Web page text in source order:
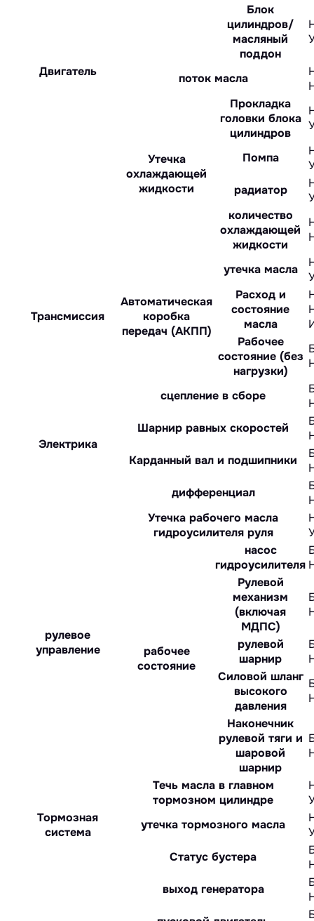
Двигатель
Блок
цилиндров/
масляный
поддон
поток масла
Утечка
охлаждающей
жидкости
Прокладка
головки блока
цилиндров
Помпа
радиатор
количество
охлаждающей
жидкости
Трансмиссия
Автоматическая
коробка
передач (АКПП)
утечка масла
Расход и
состояние
масла
Рабочее
состояние (без
нагрузки)
Электрика
сцепление в сборе
Шарнир равных скоростей
Карданный вал и подшипники
дифференциал
рулевое
управление
Утечка рабочего масла
гидроусилителя руля
рабочее
состояние
насос
гидроусилителя
Рулевой
механизм
(включая
МДПС)
рулевой
шарнир
Силовой шланг
высокого
давления
Наконечник
рулевой тяги и
шаровой
шарнир
Тормозная
система
Течь масла в главном
тормозном цилиндре
утечка тормозного масла
Статус бустера
выход генератора